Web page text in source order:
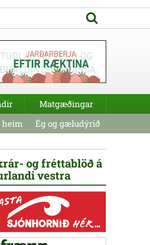
og fréttablöð á
vestra
Matgæðingar
Ég og gæludýrið